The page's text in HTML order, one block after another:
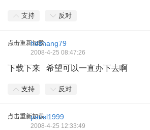
支持 反对
点击重新加载hdzhang79
2008-4-25 08:47:26
下载下来 希望可以一直办下去啊
支持 反对
点击重新加载pansl1999
2008-4-25 12:33:49